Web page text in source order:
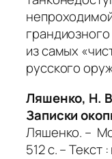
из самых
русского
Ляшенко, Н.
Записки
Ляшенко. –
512 с. –